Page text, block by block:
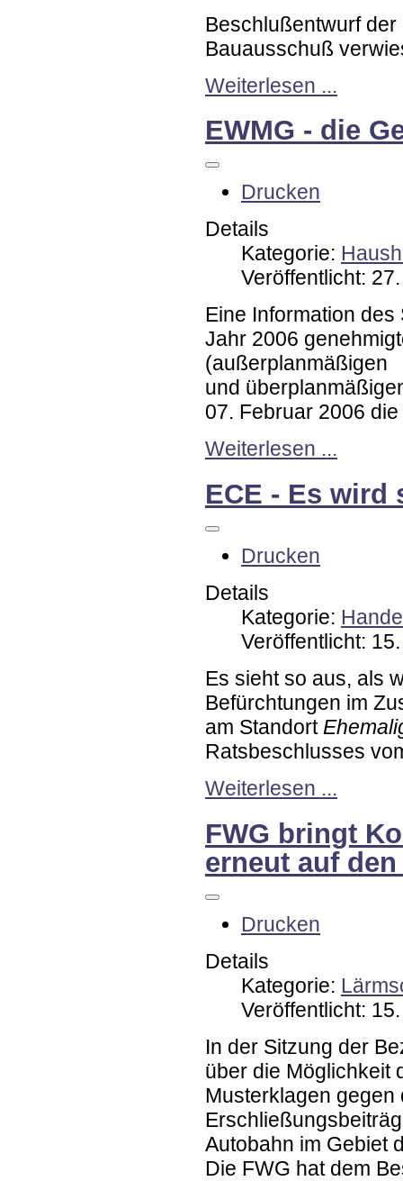
Beschlußentwurf
Bauausschuß
Weiterlesen ...
EWMG - die
Drucken
Details
Kategorie:
Veröffentlicht:
Eine Information
Jahr 2006
(außerplanmäßigen
und
07. Februar 2006
Weiterlesen ...
ECE - Es wird
Drucken
Details
Kategorie:
Veröffentlicht:
Es sieht so aus, als
Befürchtungen im
am Standort
Ratsbeschlusses
Weiterlesen ...
FWG bringt
erneut auf
Drucken
Details
Kategorie:
Veröffentlicht:
In der Sitzung der
über die Möglichkeit
Musterklagen
Autobahn im Gebiet
Die FWG hat dem